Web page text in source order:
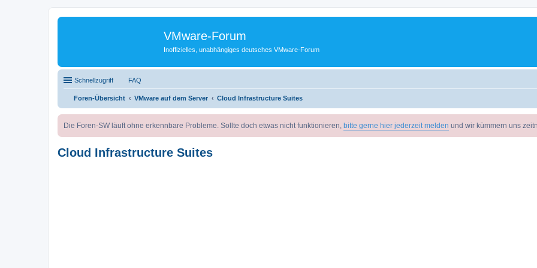
VMware-Forum
Inoffizielles, unabhängiges deutsches VMware-Forum
Schnellzugriff FAQ
Foren-Übersicht VMware auf dem Server Cloud Infrastructure Suites
Die Foren-SW läuft ohne erkennbare Probleme. Sollte doch etwas nicht funktionieren, bitte gerne hier jederzeit melden und wir kümmern uns
Cloud Infrastructure Suites